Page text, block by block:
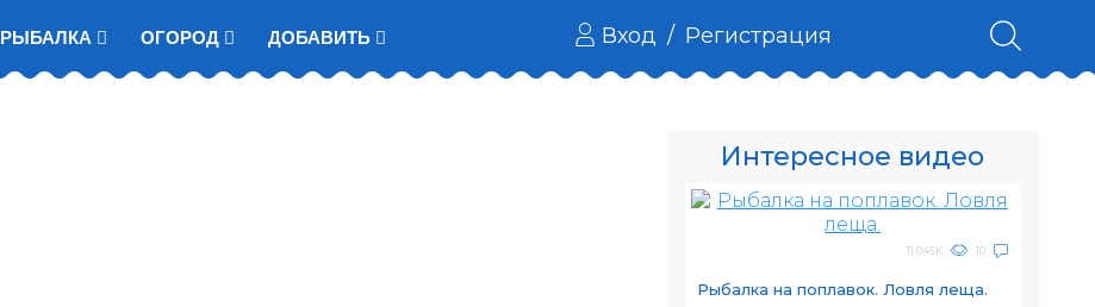
РЫБАЛКА ОГОРОД ДОБАВИТЬ Вход / Регистрация
Интересное видео
11.045K 10
Рыбалка на поплавок. Ловля леща.